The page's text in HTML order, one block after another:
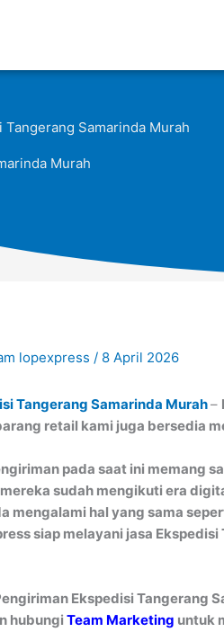
Tangerang Samarinda Murah
Murah
lopexpress / 8 April 2026
Tangerang Samarinda Murah–
retail kami juga bersedia
pada saat ini memang
sudah mengikuti era
mengalami hal yang sama
siap melayani jasa
Ekspedisi Tangerang
hubungiTeam Marketing untuk